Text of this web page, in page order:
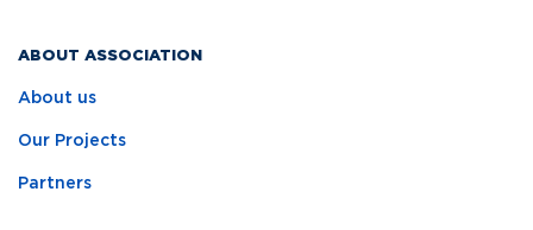
ABOUT ASSOCIATION
About us
Our Projects
Partners